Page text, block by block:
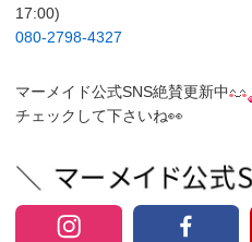
17:00)
080-2798-4327
マーメイド公式SNS絶賛更新中
チェックして下さいね👀